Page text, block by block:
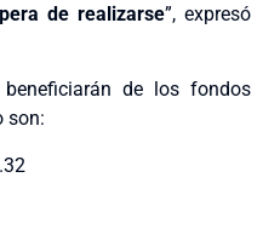
de realizarse”, expresó
de los fondos
son: